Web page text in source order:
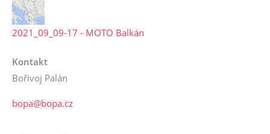
2021_09_09-17 - MOTO Balkán
Kontakt
Bořivoj Palán
bopa@bopa.cz